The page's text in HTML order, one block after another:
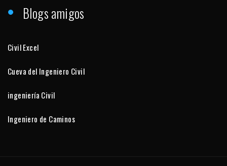
Blogs amigos
Civil Excel
Cueva del Ingeniero Civil
ingeniería Civil
Ingeniero de Caminos